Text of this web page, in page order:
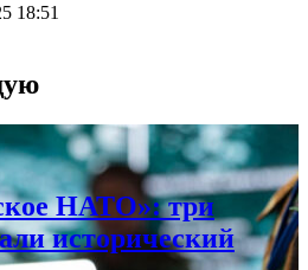
18:51
НАТО»: три
исторический